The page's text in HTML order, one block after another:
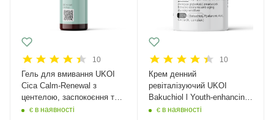
10
Гель для вмивання UKOI
Cica Calm-Renewal з
центелою, заспокоєння та
відновлення 200 мл
є в наявності
10
Крем денний
ревіталізуючий UKOI
Bakuchiol l Youth-enhancing
з бакучіолом 50 мл
є в наявності